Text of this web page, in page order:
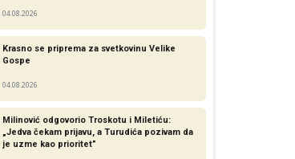
04.08.2026
Krasno se priprema za svetkovinu Velike
Gospe
04.08.2026
Milinović odgovorio Troskotu i Miletiću:
„Jedva čekam prijavu, a Turudića pozivam da
je uzme kao prioritet”